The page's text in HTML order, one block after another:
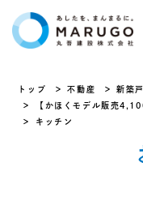
トップ 不動産
新築
【かほくモデル販売
キッチン